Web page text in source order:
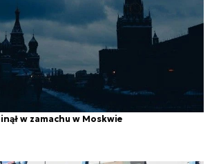
w zamachu w Moskwie